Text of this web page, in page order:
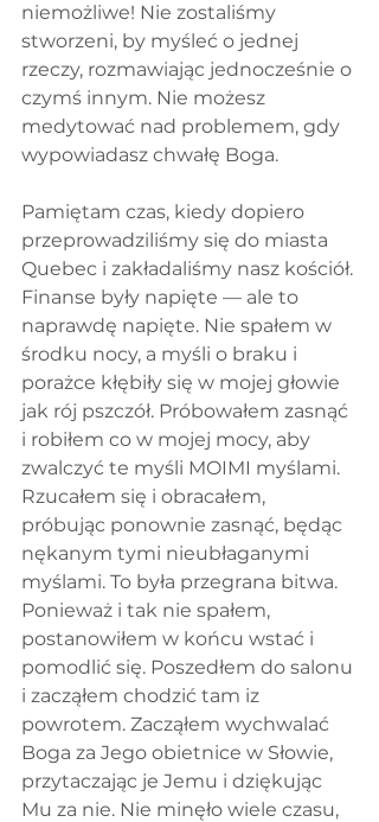
niemożliwe! Nie zostaliśmy
stworzeni, by myśleć o jednej
rzeczy, rozmawiając jednocześnie o
czymś innym. Nie możesz
medytować nad problemem, gdy
wypowiadasz chwałę Boga.
Pamiętam czas, kiedy dopiero
przeprowadziliśmy się do miasta
Quebec i zakładaliśmy nasz kościół.
Finanse były napięte — ale to
naprawdę napięte. Nie spałem w
środku nocy, a myśli o braku i
porażce kłębiły się w mojej głowie
jak rój pszczół. Próbowałem zasnąć
i robiłem co w mojej mocy, aby
zwalczyć te myśli MOIMI myślami.
Rzucałem się i obracałem,
próbując ponownie zasnąć, będąc
nękanym tymi nieubłaganymi
myślami. To była przegrana bitwa.
Ponieważ i tak nie spałem,
postanowiłem w końcu wstać i
pomodlić się. Poszedłem do salonu
i zacząłem chodzić tam iz
powrotem. Zacząłem wychwalać
Boga za Jego obietnice w Słowie,
przytaczając je Jemu i dziękując
Mu za nie. Nie minęło wiele czasu,